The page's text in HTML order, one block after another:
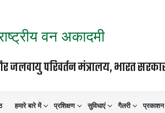
वन अकादमी
जलवायु परिवर्तन मंत्रालय, भारत
हमारे बारे में प्रशिक्षण सुविधाएं गैलरी प्रकाशन